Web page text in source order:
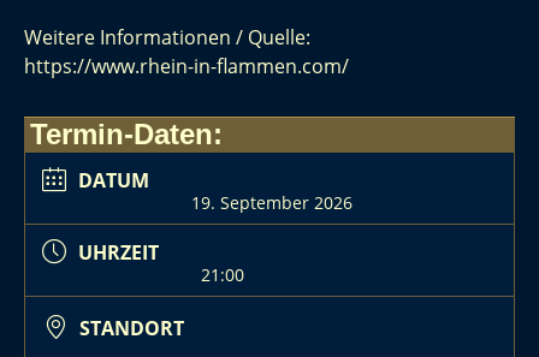
Weitere Informationen / Quelle:
https://www.rhein-in-flammen.com/
Termin-Daten:
DATUM
19. September 2026
UHRZEIT
21:00
STANDORT